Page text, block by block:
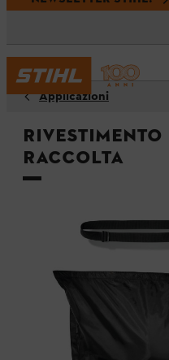
Applicazioni
raccolta